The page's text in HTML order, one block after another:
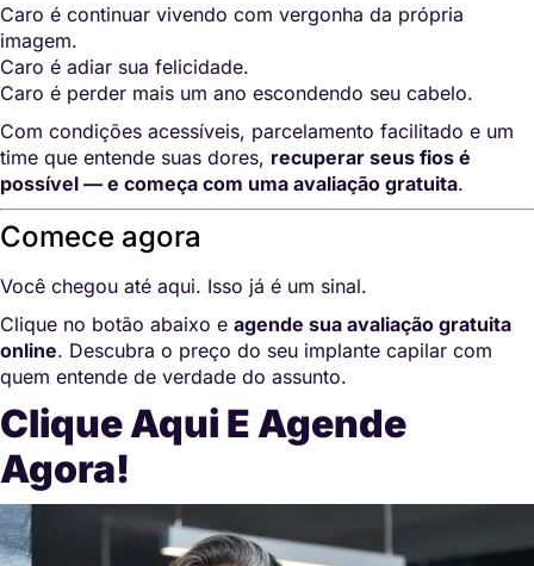
Caro é continuar vivendo com vergonha da própria
imagem.
Caro é adiar sua felicidade.
Caro é perder mais um ano escondendo seu cabelo.
Com condições acessíveis, parcelamento facilitado e um
time que entende suas dores, recuperar seus fios é
possível — e começa com uma avaliação gratuita.
Comece agora
Você chegou até aqui. Isso já é um sinal.
Clique no botão abaixo e agende sua avaliação gratuita
online. Descubra o preço do seu implante capilar com
quem entende de verdade do assunto.
Clique Aqui E Agende
Agora!